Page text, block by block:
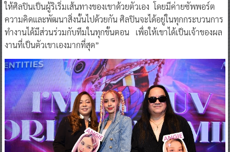
ให้ศิลปินเป็นผู้ริเริ่มเส้นทางของเขาด้วยตัวเอง โดยมีค่ายซัพพอร์ต
ความคิดและพัฒนาสิ่งนั้นไปด้วยกัน ศิลปินจะได้อยู่ในทุกกระบวนการ
ทำงานได้มีส่วนร่วมกับทีมในทุกขั้นตอน เพื่อให้เขาได้เป็นเจ้าของผล
งานที่เป็นตัวเขาเองมากที่สุด”